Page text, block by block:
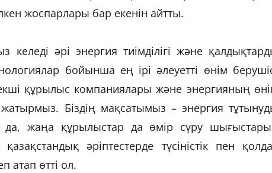
жоспарлары бар екенін айтты.
келеді әрі энергия тиімділігі және
бойынша ең ірі әлеуетті өнім
құрылыс компаниялары және энергияның
жатырмыз. Біздің мақсатымыз – энергия
да, жаңа құрылыстар да өмір сүру
әріптестерде түсіністік пен
атап өтті ол.